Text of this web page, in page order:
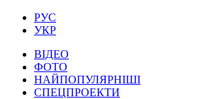
РУС
УКР
ВІДЕО
ФОТО
НАЙПОПУЛЯРНІШІ
СПЕЦПРОЕКТИ